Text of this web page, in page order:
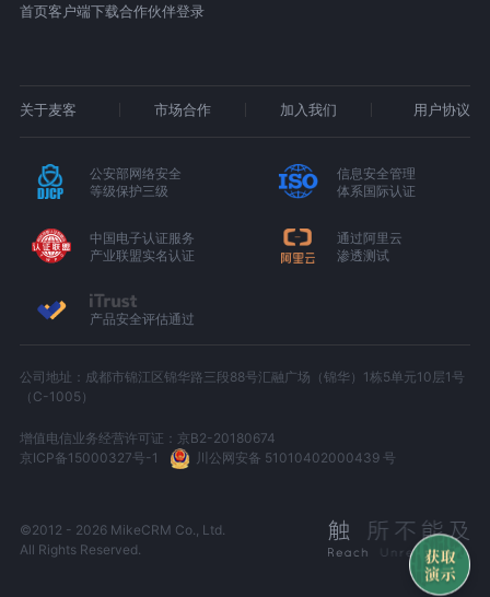
首页客户端下载合作伙伴登录
关于麦客 市场合作 加入我们 用户协议
公安部网络安全
等级保护三级
信息安全管理
体系国际认证
中国电子认证服务
产业联盟实名认证
通过阿里云
渗透测试
产品安全评估通过
公司地址：成都市锦江区锦华路三段88号汇融广场（锦华）1栋5单元10层1号
（C-1005）
增值电信业务经营许可证：京B2-20180674
京ICP备15000327号-1
川公网安备 51010402000439 号
©2012 - 2026 MikeCRM Co., Ltd.
All Rights Reserved.